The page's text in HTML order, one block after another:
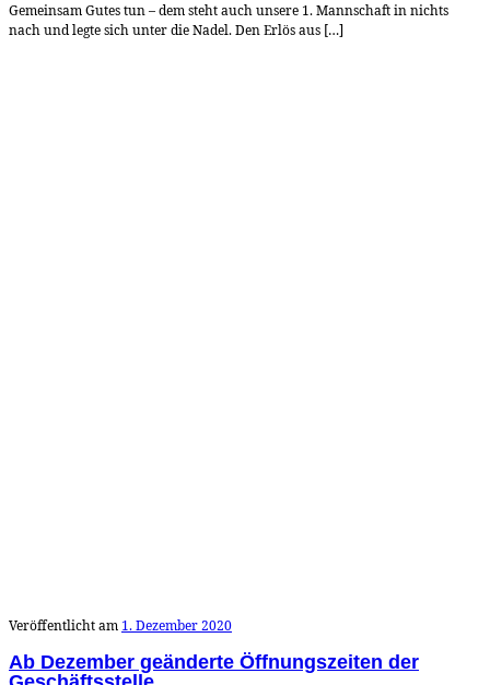
Gemeinsam Gutes tun – dem steht auch unsere 1. Mannschaft in nichts
nach und legte sich unter die Nadel. Den Erlös aus […]
Veröffentlicht am 1. Dezember 2020
Ab Dezember geänderte Öffnungszeiten der